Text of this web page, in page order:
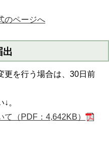
のページへ
出
更を行う場合は、30日前
。
（PDF：4,642KB）